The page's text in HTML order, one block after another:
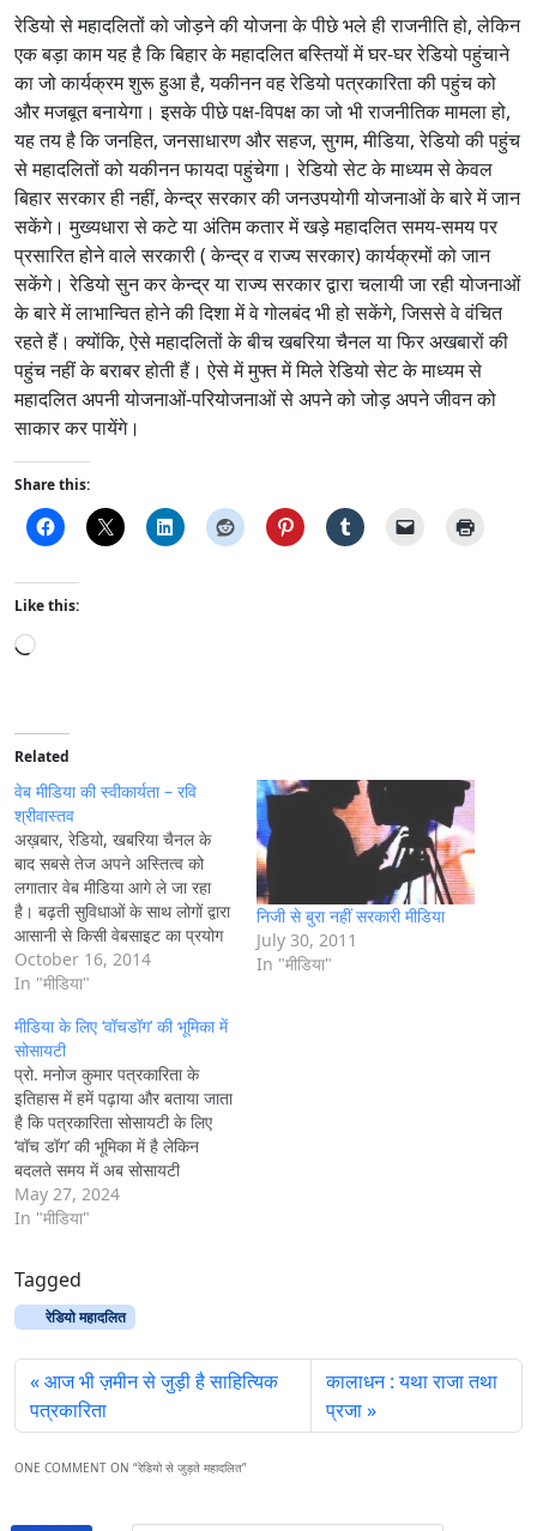
रेडियो से महादलितों को जोड़ने की योजना के पीछे भले ही राजनीति हो, लेकिन
एक बड़ा काम यह है कि बिहार के महादलित बस्तियों में घर-घर रेडियो पहुंचाने
का जो कार्यक्रम शुरू हुआ है, यकीनन वह रेडियो पत्रकारिता की पहुंच को
और मजबूत बनायेगा। इसके पीछे पक्ष-विपक्ष का जो भी राजनीतिक मामला हो,
यह तय है कि जनहित, जनसाधारण और सहज, सुगम, मीडिया, रेडियो की पहुंच
से महादलितों को यकीनन फायदा पहुंचेगा। रेडियो सेट के माध्यम से केवल
बिहार सरकार ही नहीं, केन्द्र सरकार की जनउपयोगी योजनाओं के बारे में जान
सकेंगे। मुख्यधारा से कटे या अंतिम कतार में खड़े महादलित समय-समय पर
प्रसारित होने वाले सरकारी ( केन्द्र व राज्य सरकार) कार्यक्रमों को जान
सकेंगे। रेडियो सुन कर केन्द्र या राज्य सरकार द्वारा चलायी जा रही योजनाओं
के बारे में लाभान्वित होने की दिशा में वे गोलबंद भी हो सकेंगे, जिससे वे वंचित
रहते हैं। क्योंकि, ऐसे महादलितों के बीच खबरिया चैनल या फिर अखबारों की
पहुंच नहीं के बराबर होती हैं। ऐसे में मुफ्त में मिले रेडियो सेट के माध्यम से
महादलित अपनी योजनाओं-परियोजनाओं से अपने को जोड़ अपने जीवन को
साकार कर पायेंगे।
Share this:
Like this:
L
d
i
n
g
…
Related
वेब मीडिया की स्वीकार्यता – रवि
श्रीवास्तव
अख़बार, रेडियो, खबरिया चैनल के
बाद सबसे तेज अपने अस्तित्व को
लगातार वेब मीडिया आगे ले जा रहा
है। बढ़ती सुविधाओं के साथ लोगों द्वारा
आसानी से किसी वेबसाइट का प्रयोग
जानकारी के लिए किया जा सकता है।
बदलते जमाने के साथ अब समय की
October 16, 2014
In "मीडिया"
निजी से बुरा नहीं सरकारी मीडिया
July 30, 2011
In "मीडिया"
मीडिया के लिए ‘वॉचडॉग’ की भूमिका में
सोसायटी
प्रो. मनोज कुमार पत्रकारिता के
इतिहास में हमें पढ़ाया और बताया जाता
है कि पत्रकारिता सोसायटी के लिए
‘वॉच डॉग’ की भूमिका में है लेकिन
बदलते समय में अब सोसायटी
पत्रकारिता के लिए ‘वॉच डॉग’ की
भूमिका में आ गया है। पत्रकारिता के
May 27, 2024
In "मीडिया"
Tagged
रेडियो महादलित
आज भी ज़मीन से जुड़ी है साहित्यिक
पत्रकारिता
कालाधन : यथा राजा तथा
प्रजा
ONE COMMENT ON “रेडियो से जुड़ते महादलित”